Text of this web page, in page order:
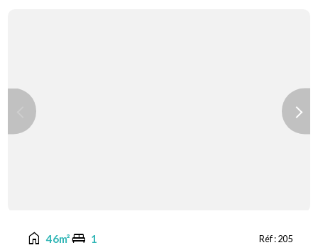
Previous Next
home 46m²king_bed 1 Réf :205